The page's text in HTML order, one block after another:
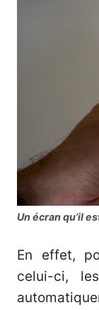
Un écran qu’il
En effet,
celui-ci,